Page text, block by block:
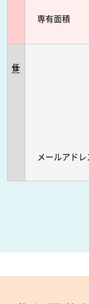
専有面積
メールアドレ